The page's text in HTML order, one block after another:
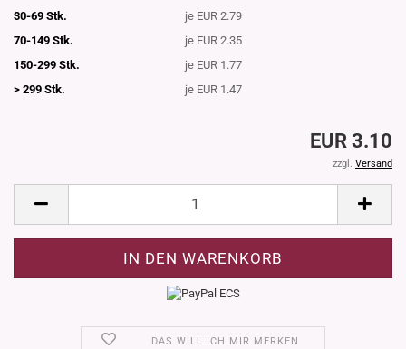
30-69 Stk.
je EUR 2.79
70-149 Stk.
je EUR 2.35
150-299 Stk.
je EUR 1.77
> 299 Stk.
je EUR 1.47
EUR 3.10
zzgl. Versand
DAS WILL ICH MIR MERKEN